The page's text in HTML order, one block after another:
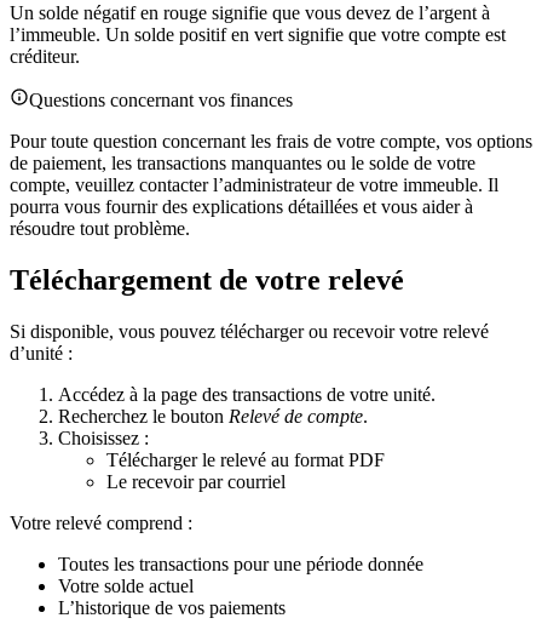
Un solde négatif en rouge signifie que vous devez de l’argent à
l’immeuble. Un solde positif en vert signifie que votre compte est
créditeur.
Questions concernant vos finances
Pour toute question concernant les frais de votre compte, vos options
de paiement, les transactions manquantes ou le solde de votre
compte, veuillez contacter l’administrateur de votre immeuble. Il
pourra vous fournir des explications détaillées et vous aider à
résoudre tout problème.
Téléchargement de votre relevé
Si disponible, vous pouvez télécharger ou recevoir votre relevé
d’unité :
Accédez à la page des transactions de votre unité.
Recherchez le bouton Relevé de compte.
Choisissez :
Télécharger le relevé au format PDF
Le recevoir par courriel
Votre relevé comprend :
Toutes les transactions pour une période donnée
Votre solde actuel
L’historique de vos paiements